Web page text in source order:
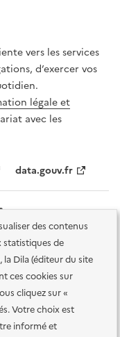
des contenus
de
la Dila (éditeur du site
ces cookies sur
cliquez sur «
Votre choix est
informé et
vers les services
d’exercer vos
légale et
avec les
data.gouv.fr
Accessibilité des
et sécurité